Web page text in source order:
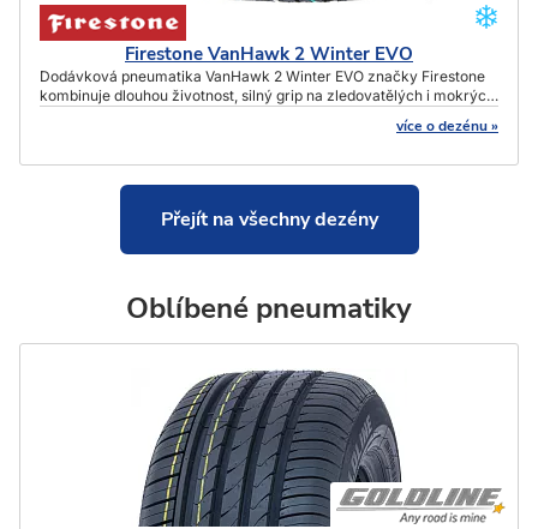
Firestone VanHawk 2 Winter EVO
Dodávková pneumatika VanHawk 2 Winter EVO značky Firestone
kombinuje dlouhou životnost, silný grip na zledovatělých i mokrých
více o dezénu »
Přejít na všechny dezény
Oblíbené pneumatiky